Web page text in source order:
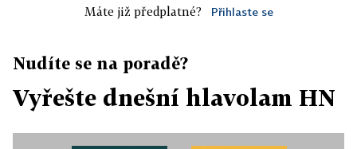
Máte již předplatné? Přihlaste se
Nudíte se na poradě?
Vyřešte dnešní hlavolam HN